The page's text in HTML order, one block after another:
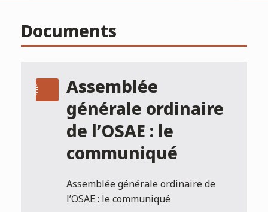
Documents
Assemblée
générale ordinaire
de l’OSAE : le
communiqué
Assemblée générale ordinaire de
l’OSAE : le communiqué